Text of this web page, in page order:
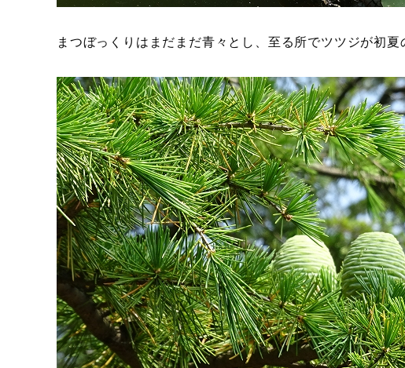
まつぼっくりはまだまだ青々とし、至る所でツツジが初夏